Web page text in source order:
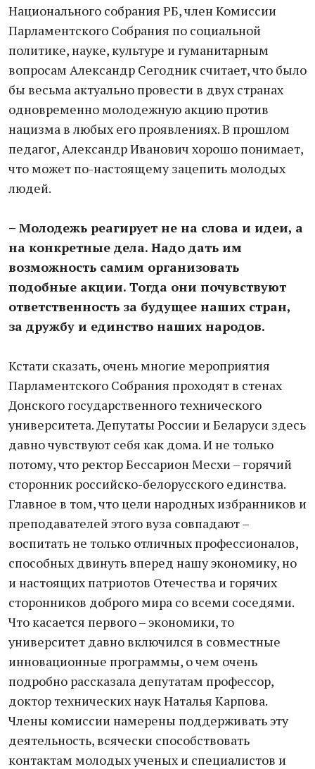
Национального собрания РБ, член Комиссии
Парламентского Собрания по социальной
политике, науке, культуре и гуманитарным
вопросам Александр Сегодник считает, что было
бы весьма актуально провести в двух странах
одновременно молодежную акцию против
нацизма в любых его проявлениях. В прошлом
педагог, Александр Иванович хорошо понимает,
что может по-настоящему зацепить молодых
людей.
– Молодежь реагирует не на слова и идеи, а
на конкретные дела. Надо дать им
возможность самим организовать
подобные акции. Тогда они почувствуют
ответственность за будущее наших стран,
за дружбу и единство наших народов.
Кстати сказать, очень многие мероприятия
Парламентского Собрания проходят в стенах
Донского государственного технического
университета. Депутаты России и Беларуси здесь
давно чувствуют себя как дома. И не только
потому, что ректор Бессарион Месхи – горячий
сторонник российско-белорусского единства.
Главное в том, что цели народных избранников и
преподавателей этого вуза совпадают –
воспитать не только отличных профессионалов,
способных двинуть вперед нашу экономику, но
и настоящих патриотов Отечества и горячих
сторонников доброго мира со всеми соседями.
Что касается первого – экономики, то
университет давно включился в совместные
инновационные программы, о чем очень
подробно рассказала депутатам профессор,
доктор технических наук Наталья Карпова.
Члены комиссии намерены поддерживать эту
деятельность, всячески способствовать
контактам молодых ученых и специалистов и